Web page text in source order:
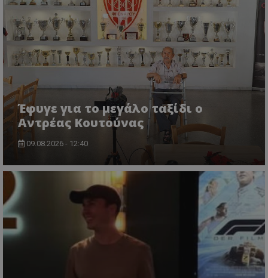
Έφυγε για το μεγάλο ταξίδι ο
Αντρέας Κουτούνας
09.08.2026 - 12:40